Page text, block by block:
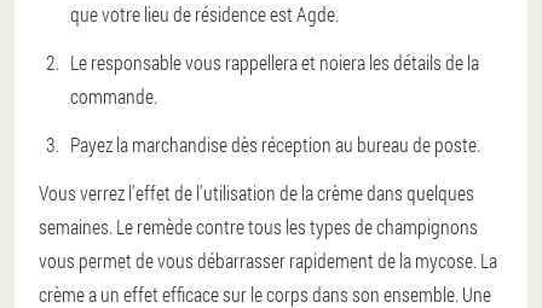
que votre lieu de résidence est Agde.
Le responsable vous rappellera et noiera les détails de la
commande.
Payez la marchandise dès réception au bureau de poste.
Vous verrez l'effet de l'utilisation de la crème dans quelques
semaines. Le remède contre tous les types de champignons
vous permet de vous débarrasser rapidement de la mycose. La
crème a un effet efficace sur le corps dans son ensemble. Une